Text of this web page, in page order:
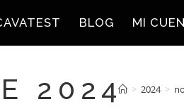
BLOG MI
2024 > 2024 >